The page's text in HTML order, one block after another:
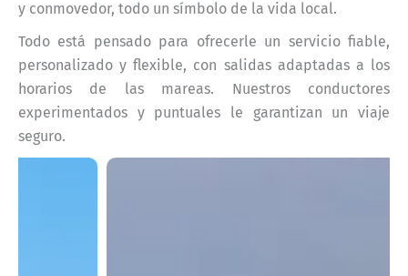
y conmovedor, todo un símbolo de la vida local.
Todo está pensado para ofrecerle un servicio fiable,
personalizado y flexible, con salidas adaptadas a los
horarios de las mareas. Nuestros conductores
experimentados y puntuales le garantizan un viaje
seguro.